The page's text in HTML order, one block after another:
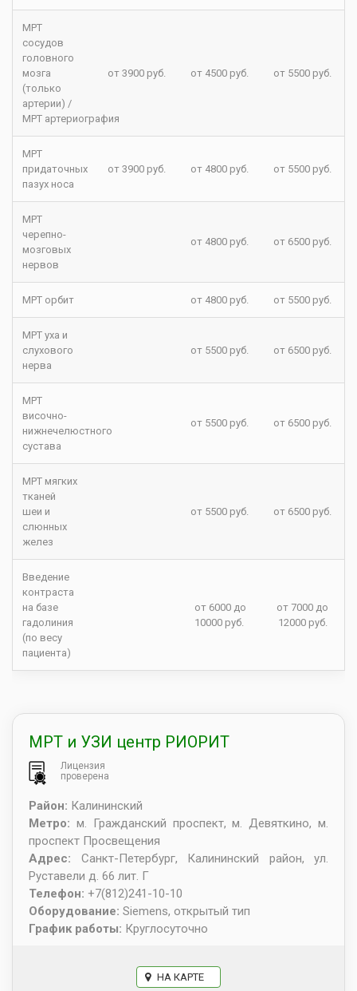
МРТ
сосудов
головного
мозга
(только
артерии) /
МРТ артериография
от 3900 руб. от 4500 руб. от 5500 руб.
МРТ
придаточных
пазух носа
от 3900 руб. от 4800 руб. от 5500 руб.
МРТ
черепно-
мозговых
нервов
от 4800 руб. от 6500 руб.
МРТ орбит от 4800 руб. от 5500 руб.
МРТ уха и
слухового
нерва
от 5500 руб. от 6500 руб.
МРТ
височно-
нижнечелюстного
сустава
от 5500 руб. от 6500 руб.
МРТ мягких
тканей
шеи и
слюнных
желез
от 5500 руб. от 6500 руб.
Введение
контраста
на базе
гадолиния
(по весу
пациента)
от 6000 до
10000 руб.
от 7000 до
12000 руб.
МРТ и УЗИ центр РИОРИТ
Лицензия
проверена
Район: Калининский
Метро: м. Гражданский проспект, м. Девяткино, м.
проспект Просвещения
Адрес: Санкт-Петербург, Калининский район, ул.
Руставели д. 66 лит. Г
Телефон: +7(812)241-10-10
Оборудование: Siemens, открытый тип
График работы: Круглосуточно
НА КАРТЕ